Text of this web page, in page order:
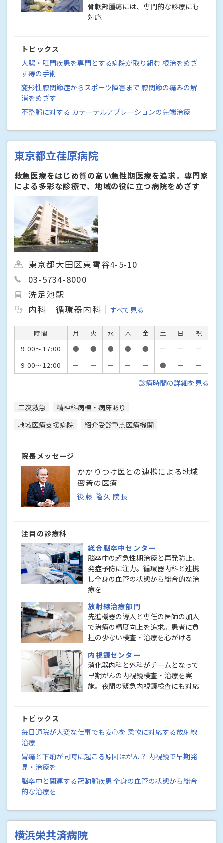
骨軟部腫瘍には、専門的な診療にも
対応
トピックス
大腸・肛門疾患を専門とする病院が取り組む 根治をめざ
す痔の手術
変形性膝関節症からスポーツ障害まで 膝関節の痛みの解
消をめざす
不整脈に対する カテーテルアブレーションの先端治療
東京都立荏原病院
救急医療をはじめ質の高い急性期医療を追求。専門家
による多彩な診療で、地域の役に立つ病院をめざす
東京都大田区東雪谷4-5-10
03-5734-8000
洗足池駅
内科
循環器内科 すべて見る
時間 月 火 水 木 金 土 日
祝
9:00～17:00
● ● ● ● ● ー ー
ー
9:00～12:00
ー ー ー ー ー ● ー ー
診療時間の詳細を見る
二次救急
精神科病棟・病床あり
地域医療支援病院
紹介受診重点医療機関
院長メッセージ
かかりつけ医との連携による地域
密着の医療
後藤 隆久 院長
注目の診療科
総合脳卒中センター
脳卒中の超急性期治療と再発防止、
発症予防に注力。循環器内科と連携
し全身の血管の状態から総合的な治
療を
放射線治療部門
先進機器の導入と専任の医師の加入
で治療の精度向上を追求。患者に負
担の少ない検査・治療を心がける
内視鏡センター
消化器内科と外科がチームとなって
早期がんの内視鏡検査・治療を実
施。夜間の緊急内視鏡検査にも対応
トピックス
毎日通院が大変な仕事でも安心を 柔軟に対応する放射線
治療
胃痛と下痢が同時に起こる原因はがん？ 内視鏡で早期発
見・治療を
脳卒中と関連する冠動脈疾患 全身の血管の状態から総合
的な治療を
横浜栄共済病院